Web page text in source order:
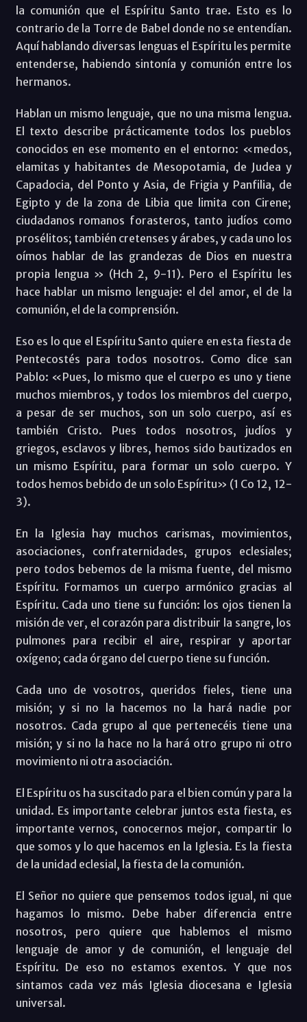
la comunión que el Espíritu Santo trae. Esto es lo
contrario de la Torre de Babel donde no se entendían.
Aquí hablando diversas lenguas el Espíritu les permite
entenderse, habiendo sintonía y comunión entre los
hermanos.
Hablan un mismo lenguaje, que no una misma lengua.
El texto describe prácticamente todos los pueblos
conocidos en ese momento en el entorno: «medos,
elamitas y habitantes de Mesopotamia, de Judea y
Capadocia, del Ponto y Asia, de Frigia y Panfilia, de
Egipto y de la zona de Libia que limita con Cirene;
ciudadanos romanos forasteros, tanto judíos como
prosélitos; también cretenses y árabes, y cada uno los
oímos hablar de las grandezas de Dios en nuestra
propia lengua » (Hch 2, 9-11). Pero el Espíritu les
hace hablar un mismo lenguaje: el del amor, el de la
comunión, el de la comprensión.
Eso es lo que el Espíritu Santo quiere en esta fiesta de
Pentecostés para todos nosotros. Como dice san
Pablo: «Pues, lo mismo que el cuerpo es uno y tiene
muchos miembros, y todos los miembros del cuerpo,
a pesar de ser muchos, son un solo cuerpo, así es
también Cristo. Pues todos nosotros, judíos y
griegos, esclavos y libres, hemos sido bautizados en
un mismo Espíritu, para formar un solo cuerpo. Y
todos hemos bebido de un solo Espíritu» (1 Co 12, 12-
3).
En la Iglesia hay muchos carismas, movimientos,
asociaciones, confraternidades, grupos eclesiales;
pero todos bebemos de la misma fuente, del mismo
Espíritu. Formamos un cuerpo armónico gracias al
Espíritu. Cada uno tiene su función: los ojos tienen la
misión de ver, el corazón para distribuir la sangre, los
pulmones para recibir el aire, respirar y aportar
oxígeno; cada órgano del cuerpo tiene su función.
Cada uno de vosotros, queridos fieles, tiene una
misión; y si no la hacemos no la hará nadie por
nosotros. Cada grupo al que pertenecéis tiene una
misión; y si no la hace no la hará otro grupo ni otro
movimiento ni otra asociación.
El Espíritu os ha suscitado para el bien común y para la
unidad. Es importante celebrar juntos esta fiesta, es
importante vernos, conocernos mejor, compartir lo
que somos y lo que hacemos en la Iglesia. Es la fiesta
de la unidad eclesial, la fiesta de la comunión.
El Señor no quiere que pensemos todos igual, ni que
hagamos lo mismo. Debe haber diferencia entre
nosotros, pero quiere que hablemos el mismo
lenguaje de amor y de comunión, el lenguaje del
Espíritu. De eso no estamos exentos. Y que nos
sintamos cada vez más Iglesia diocesana e Iglesia
universal.